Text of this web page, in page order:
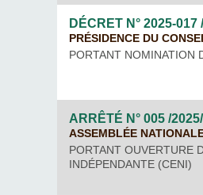
DÉCRET N° 2025-017
PRÉSIDENCE DU
PORTANT NOMINATION
ARRÊTÉ N° 005 /
ASSEMBLÉE
PORTANT OUVERTURE
INDÉPENDANTE (CENI)